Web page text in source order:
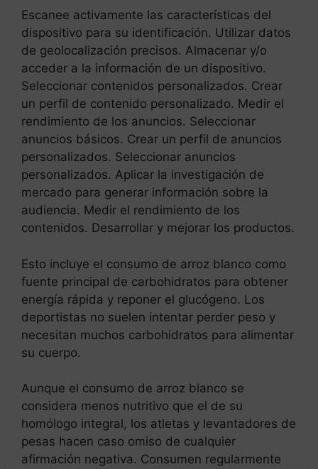
Escanee activamente las características del
dispositivo para su identificación. Utilizar datos
de geolocalización precisos. Almacenar y/o
acceder a la información de un dispositivo.
Seleccionar contenidos personalizados. Crear
un perfil de contenido personalizado. Medir el
rendimiento de los anuncios. Seleccionar
anuncios básicos. Crear un perfil de anuncios
personalizados. Seleccionar anuncios
personalizados. Aplicar la investigación de
mercado para generar información sobre la
audiencia. Medir el rendimiento de los
contenidos. Desarrollar y mejorar los productos.
Esto incluye el consumo de arroz blanco como
fuente principal de carbohidratos para obtener
energía rápida y reponer el glucógeno. Los
deportistas no suelen intentar perder peso y
necesitan muchos carbohidratos para alimentar
su cuerpo.
Aunque el consumo de arroz blanco se
considera menos nutritivo que el de su
homólogo integral, los atletas y levantadores de
pesas hacen caso omiso de cualquier
afirmación negativa. Consumen regularmente